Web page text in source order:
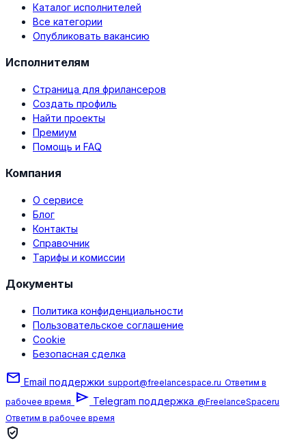
Каталог исполнителей
Все категории
Опубликовать вакансию
Исполнителям
Страница для фрилансеров
Создать профиль
Найти проекты
Премиум
Помощь и FAQ
Компания
О сервисе
Блог
Контакты
Справочник
Тарифы и комиссии
Документы
Политика конфиденциальности
Пользовательское соглашение
Cookie
Безопасная сделка
mail Email поддержки support@freelancespace.ru Ответим в
рабочее время send Telegram поддержка @FreelanceSpaceru
Ответим в рабочее время
verified_user